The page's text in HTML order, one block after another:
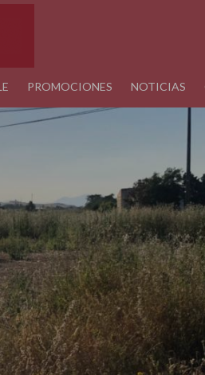
PROMOCIONES NOTICIAS